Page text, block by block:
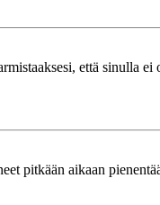
että sinulla
pitkään aikaan